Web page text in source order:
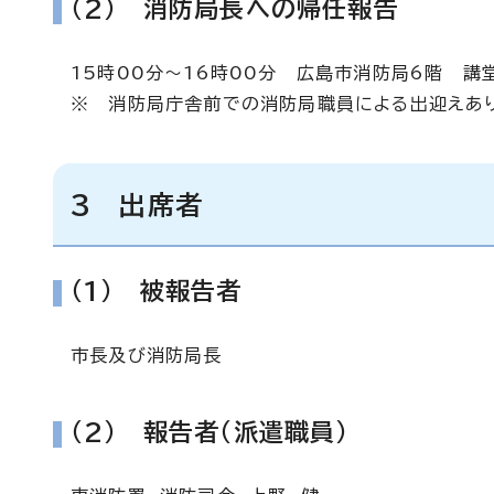
（2） 消防局長への帰任報告
15時00分～16時00分 広島市消防局6階 講
※ 消防局庁舎前での消防局職員による出迎えあ
3 出席者
（1） 被報告者
市長及び消防局長
（2） 報告者（派遣職員）